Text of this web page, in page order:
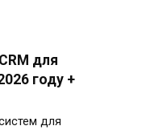
для
году +
для